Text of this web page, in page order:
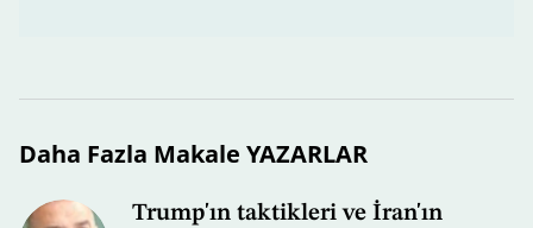
Daha Fazla Makale YAZARLAR
Trump'ın taktikleri ve İran'ın